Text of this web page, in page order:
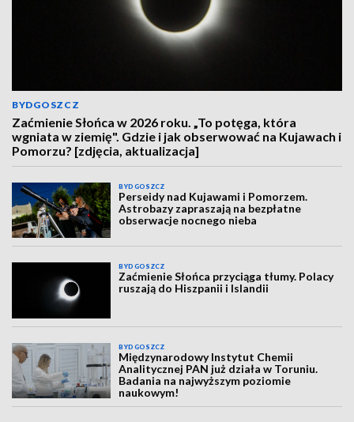
BYDGOSZCZ
Zaćmienie Słońca w 2026 roku. „To potęga, która
wgniata w ziemię". Gdzie i jak obserwować na Kujawach i
Pomorzu? [zdjęcia, aktualizacja]
BYDGOSZCZ
Perseidy nad Kujawami i Pomorzem.
Astrobazy zapraszają na bezpłatne
obserwacje nocnego nieba
BYDGOSZCZ
Zaćmienie Słońca przyciąga tłumy. Polacy
ruszają do Hiszpanii i Islandii
BYDGOSZCZ
Międzynarodowy Instytut Chemii
Analitycznej PAN już działa w Toruniu.
Badania na najwyższym poziomie
naukowym!